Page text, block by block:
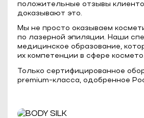
положительные отзывы
доказывают это.
Мы не просто оказываем
по лазерной эпиляции. Наши
медицинское образование,
их компетенции в сфере
Только сертифицированное
premium-класса, одобренное